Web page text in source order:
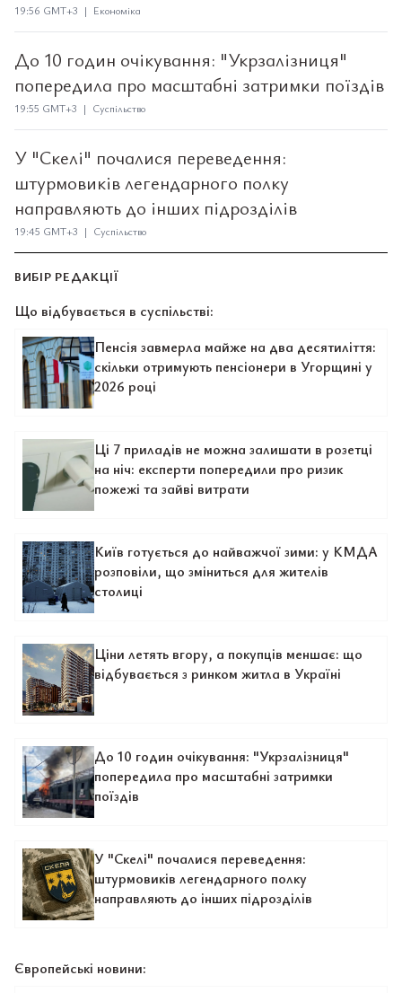
19:56 GMT+3 | Економіка
До 10 годин очікування: "Укрзалізниця"
попередила про масштабні затримки поїздів
19:55 GMT+3 | Суспільство
У "Скелі" почалися переведення:
штурмовиків легендарного полку
направляють до інших підрозділів
19:45 GMT+3 | Суспільство
ВИБІР РЕДАКЦІЇ
Що відбувається в суспільстві:
Пенсія завмерла майже на два десятиліття:
скільки отримують пенсіонери в Угорщині у
2026 році
Ці 7 приладів не можна залишати в розетці
на ніч: експерти попередили про ризик
пожежі та зайві витрати
Київ готується до найважчої зими: у КМДА
розповіли, що зміниться для жителів
столиці
Ціни летять вгору, а покупців меншає: що
відбувається з ринком житла в Україні
До 10 годин очікування: "Укрзалізниця"
попередила про масштабні затримки
поїздів
У "Скелі" почалися переведення:
штурмовиків легендарного полку
направляють до інших підрозділів
Європейські новини: